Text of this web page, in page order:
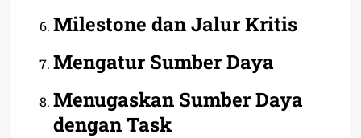
Milestone dan Jalur Kritis
Mengatur Sumber Daya
Menugaskan Sumber Daya
dengan Task